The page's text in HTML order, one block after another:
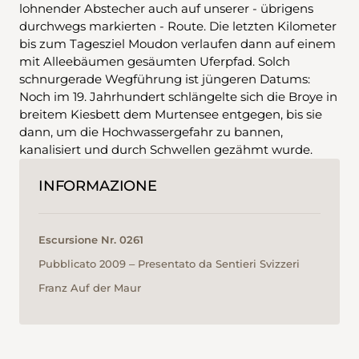
lohnender Abstecher auch auf unserer - übrigens
durchwegs markierten - Route. Die letzten Kilometer
bis zum Tagesziel Moudon verlaufen dann auf einem
mit Alleebäumen gesäumten Uferpfad. Solch
schnurgerade Wegführung ist jüngeren Datums:
Noch im 19. Jahrhundert schlängelte sich die Broye in
breitem Kiesbett dem Murtensee entgegen, bis sie
dann, um die Hochwassergefahr zu bannen,
kanalisiert und durch Schwellen gezähmt wurde.
INFORMAZIONE
Escursione Nr. 0261
Pubblicato 2009 ‒ Presentato da Sentieri Svizzeri
Franz Auf der Maur